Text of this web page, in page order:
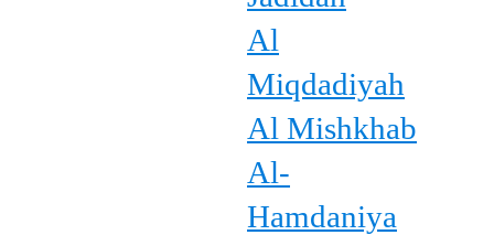
Al
Miqdadiyah
Al Mishkhab
Al-
Hamdaniya